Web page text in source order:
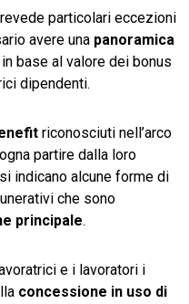
particolari eccezioni
avere una panoramica
in base al valore dei bonus
dipendenti.
riconosciuti nell’arco
partire dalla loro
indicano alcune forme di
che sono
principale.
e i lavoratori i
concessione in uso di